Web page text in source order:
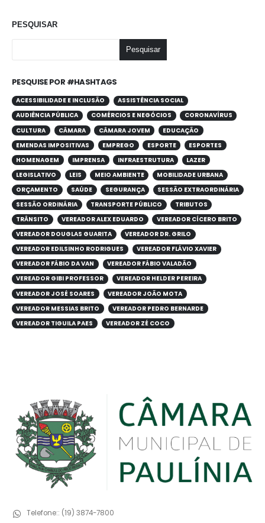
PESQUISAR
Pesquisar
PESQUISE POR #HASHTAGS
ACESSIBILIDADE E INCLUSÃO
ASSISTÊNCIA SOCIAL
AUDIÊNCIA PÚBLICA
COMÉRCIOS E NEGÓCIOS
CORONAVÍRUS
CULTURA
CÂMARA CÂMARA JOVEM
EDUCAÇÃO
EMENDAS IMPOSITIVAS
EMPREGO ESPORTE
ESPORTES
HOMENAGEM
IMPRENSA INFRAESTRUTURA
LAZER
LEGISLATIVO
LEIS MEIO AMBIENTE
MOBILIDADE URBANA
ORÇAMENTO
SAÚDE SEGURANÇA
SESSÃO EXTRAORDINÁRIA
SESSÃO ORDINÁRIA
TRANSPORTE PÚBLICO
TRIBUTOS
TRÂNSITO
VEREADOR ALEX EDUARDO
VEREADOR CÍCERO BRITO
VEREADOR DOUGLAS GUARITA
VEREADOR DR. GRILO
VEREADOR EDILSINHO RODRIGUES
VEREADOR FLÁVIO XAVIER
VEREADOR FÁBIO DA VAN
VEREADOR FÁBIO VALADÃO
VEREADOR GIBI PROFESSOR
VEREADOR HELDER PEREIRA
VEREADOR JOSÉ SOARES
VEREADOR JOÃO MOTA
VEREADOR MESSIAS BRITO
VEREADOR PEDRO BERNARDE
VEREADOR TIGUILA PAES
VEREADOR ZÉ COCO
Telefone:: (19) 3874-7800